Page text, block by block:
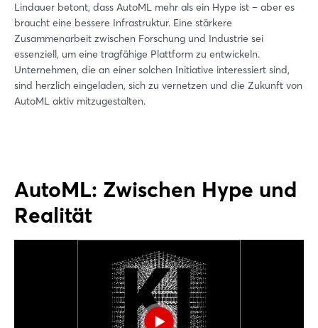
Lindauer betont, dass AutoML mehr als ein Hype ist – aber es
braucht eine bessere Infrastruktur. Eine stärkere
Zusammenarbeit zwischen Forschung und Industrie sei
essenziell, um eine tragfähige Plattform zu entwickeln.
Unternehmen, die an einer solchen Initiative interessiert sind,
sind herzlich eingeladen, sich zu vernetzen und die Zukunft von
AutoML aktiv mitzugestalten.
AutoML: Zwischen Hype und
Realität
Login
Einloggen
Passwort vergessen?